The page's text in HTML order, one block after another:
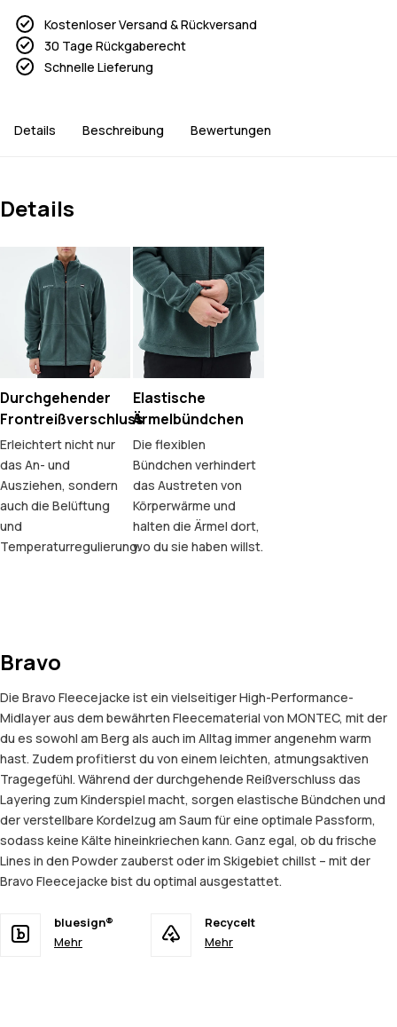
Kostenloser Versand & Rückversand
30 Tage Rückgaberecht
Schnelle Lieferung
Details Beschreibung Bewertungen
Details
Durchgehender
Frontreißverschluss
Erleichtert nicht nur
das An- und
Ausziehen, sondern
auch die Belüftung
und
Temperaturregulierung.
Elastische
Ärmelbündchen
Die flexiblen
Bündchen verhindert
das Austreten von
Körperwärme und
halten die Ärmel dort,
wo du sie haben willst.
Bravo
Die Bravo Fleecejacke ist ein vielseitiger High-Performance-
Midlayer aus dem bewährten Fleecematerial von MONTEC, mit der
du es sowohl am Berg als auch im Alltag immer angenehm warm
hast. Zudem profitierst du von einem leichten, atmungsaktiven
Tragegefühl. Während der durchgehende Reißverschluss das
Layering zum Kinderspiel macht, sorgen elastische Bündchen und
der verstellbare Kordelzug am Saum für eine optimale Passform,
sodass keine Kälte hineinkriechen kann. Ganz egal, ob du frische
Lines in den Powder zauberst oder im Skigebiet chillst – mit der
Bravo Fleecejacke bist du optimal ausgestattet.
bluesign®
Mehr
Recycelt
Mehr